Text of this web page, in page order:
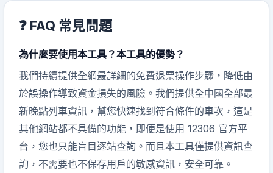
❓ FAQ 常見問題
為什麼要使用本工具？本工具的優勢？
我們持續提供全網最詳細的免費退票操作步驟，降低由
於誤操作導致資金損失的風險。我們提供全中國全部最
新晚點列車資訊，幫您快速找到符合條件的車次，這是
其他網站都不具備的功能，即便是使用 12306 官方平
台，您也只能盲目逐站查詢。而且本工具僅提供資訊查
詢，不需要也不保存用戶的敏感資訊，安全可靠。